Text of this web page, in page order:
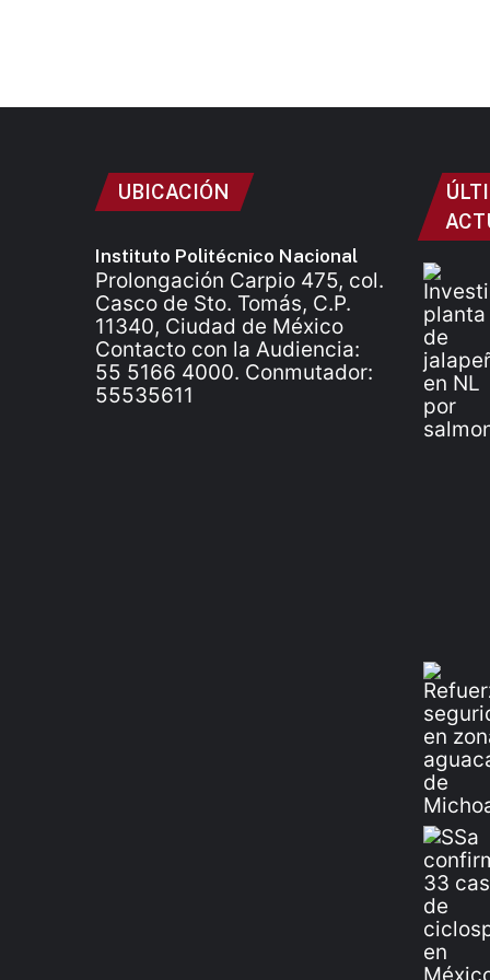
UBICACIÓN
Instituto Politécnico Nacional
Prolongación Carpio 475, col.
Casco de Sto. Tomás, C.P.
11340, Ciudad de México
Contacto con la Audiencia:
55 5166 4000. Conmutador:
55535611